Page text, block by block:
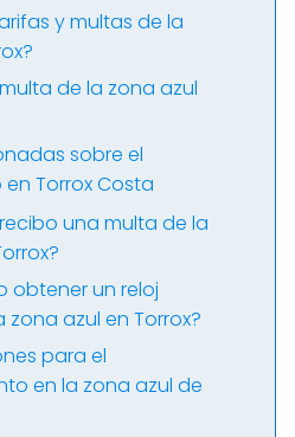
y multas de la
de la zona azul
sobre el
Torrox Costa
una multa de la
obtener un reloj
azul en Torrox?
para el
en la zona azul de